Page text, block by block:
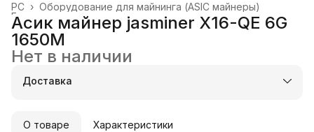
Оборудование для майнинга (ASIC майнеры)
PC ›
Главная
Асик майнер jasminer X16-QE 6G
1650M
Нет в наличии
Доставка
О товаре Характеристики